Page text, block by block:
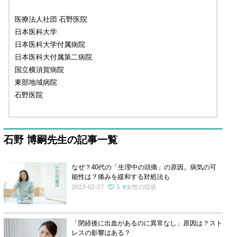
医療法人社団 石野医院
日本医科大学
日本医科大学付属病院
日本医科大付属第二病院
国立横須賀病院
東部地域病院
石野医院
石野 博嗣先生の記事一覧
なぜ？40代の「生理中の頭痛」の原因。病気の可
能性は？痛みを緩和する対処法も
2023-02-27 5 女性の症状
「閉経後に出血があるのに異常なし」原因は？スト
レスの影響はある？